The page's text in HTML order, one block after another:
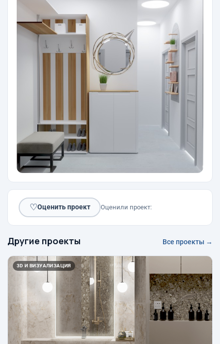
♡Оценить проект Оценили проект:
Другие проекты Все проекты →
3D И ВИЗУАЛИЗАЦИЯ